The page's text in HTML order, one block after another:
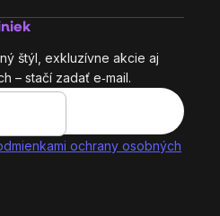
štýl, exkluzívne akcie aj
– stačí zadať e‑mail.
ochrany osobných